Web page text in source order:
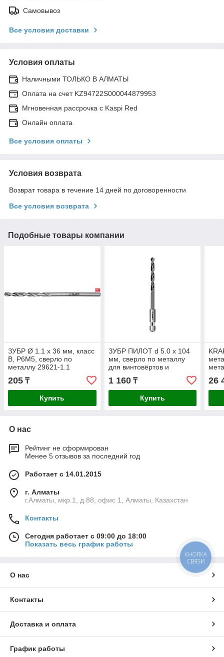
Самовывоз
Все условия доставки
Условия оплаты
Наличными ТОЛЬКО В АЛМАТЫ
Оплата на счет KZ94722S000044879953
Мгновенная рассрочка с Kaspi Red
Онлайн оплата
Все условия оплаты
Условия возврата
Возврат товара в течение 14 дней по договоренности
Все условия возврата
Подобные товары компании
ЗУБР Ø 1.1 x 36 мм, класс
В, Р6М5, сверло по
металлу 29621-1.1
205 ₸
Купить
ЗУБР ПИЛОТ d 5.0 х 104
мм, сверло по металлу
для винтовёртов и
READY Профессионал
(29629-5
1 160₸
Купить
26
О нас
Рейтинг не сформирован
Менее 5 отзывов за последний год
Работает с 14.01.2015
г. Алматы
г.Алматы, мкр.1, д.88, офис 1, Алматы, Казахстан
Контакты
Сегодня работает с 09:00 до 18:00
Показать весь график работы
О нас
Контакты
Доставка и оплата
График работы
КНОПКА
СВЯЗИ